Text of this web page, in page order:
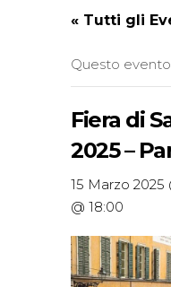
« Tutti gli
Questo
Fiera di
2025 –
15 Marzo 2025
@ 18:00